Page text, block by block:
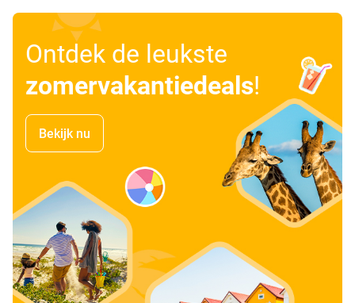
Ontdek de leukste
zomervakantiedeals!
Bekijk nu